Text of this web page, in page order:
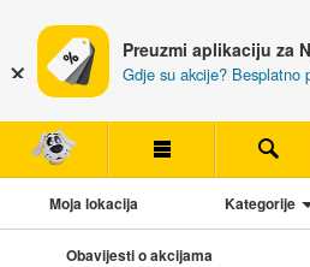
Preuzmi aplikaciju za
Gdje su akcije? Besplatno
Moja lokacija Kategorije
Obavijesti o akcijama